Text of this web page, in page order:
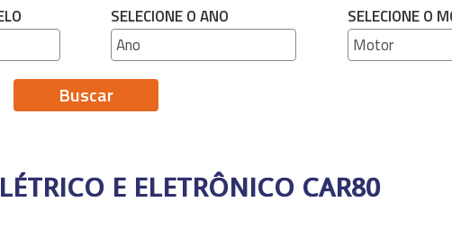
SELECIONE O ANO SELECIONE O
Buscar
E ELETRÔNICO CAR80